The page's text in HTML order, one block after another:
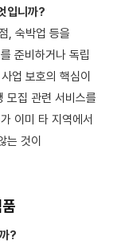
입니까?
, 숙박업 등을
준비하거나 독립
업 보호의 핵심이
모집 관련 서비스를
이미 타 지역에서
는 것이
?